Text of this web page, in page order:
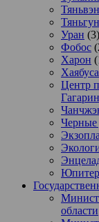
Тяньгун
Уран (3)
Фобос
Харон
Хаябуса
Центр
Юпитер
области